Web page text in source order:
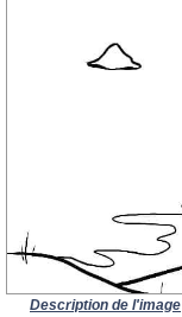
Description de l'image